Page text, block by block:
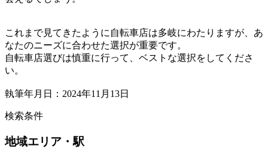
これまで見てきたように自転車店は多岐にわたりますが、あ
なたのニーズに合わせた選択が重要です。
自転車店選びは慎重に行って、ベストな選択をしてくださ
い。
執筆年月日：2024年11月13日
検索条件
地域エリア・駅